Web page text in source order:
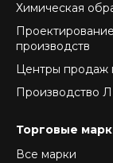
Химическая
производств
Центры продаж
Производство
Торговые
Все марки